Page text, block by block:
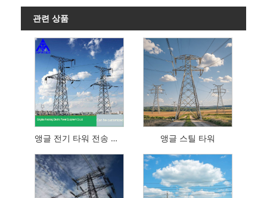
관련 상품
앵글 전기 타워 전송 타워 Q235 SS400 앵글 스틸 타워